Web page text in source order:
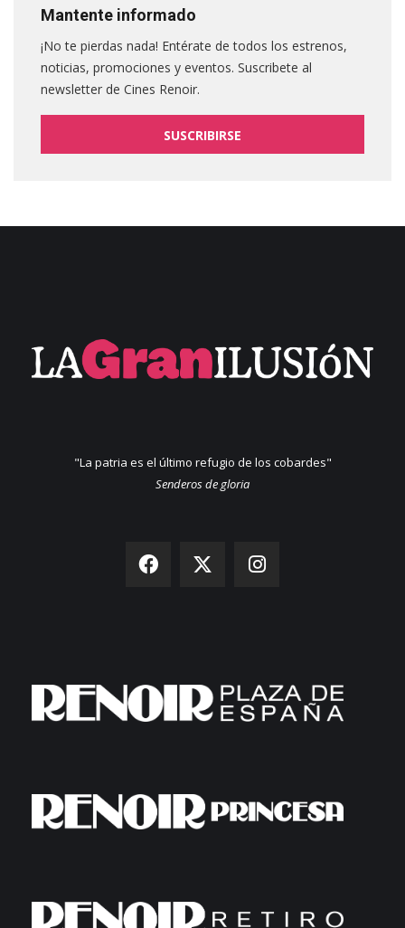
Mantente informado
¡No te pierdas nada! Entérate de todos los estrenos,
noticias, promociones y eventos. Suscribete al
newsletter de Cines Renoir.
SUSCRIBIRSE
"La patria es el último refugio de los cobardes"
Senderos de gloria